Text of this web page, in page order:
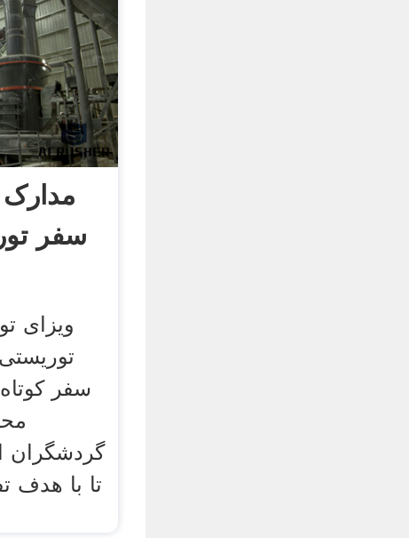
مدارک
سفر
ویزای
سفر
گردشگران
تا با هدف